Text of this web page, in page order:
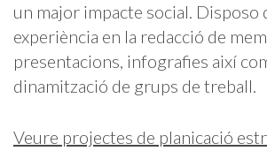
un major impacte social. Disposo
experiència en la redacció de
presentacions, infografies així
dinamització de grups de treball.
Veure projectes de planicació